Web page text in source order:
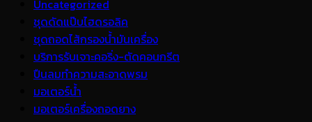
Uncategorized
ชุดดัดแป๊บไฮดรอลิค
ชุดถอดไส้กรองน้ำมันเครื่อง
บริการรับเจาะคอริ่ง-ตัดคอนกรีต
ปืนลมทำความสะอาดพรม
มอเตอร์น้ำ
มอเตอร์เครื่องถอดยาง